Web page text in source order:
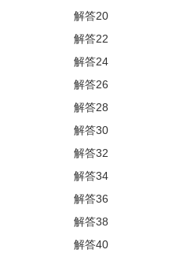
解答20
解答22
解答24
解答26
解答28
解答30
解答32
解答34
解答36
解答38
解答40